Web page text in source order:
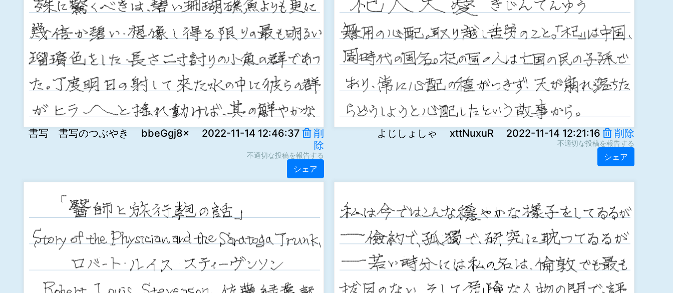
書写 書写のつぶやき bbeGgj8x 2022-11-14 12:46:37
削
除
不適切な投稿を報告する
シェア
よじしょしゃ xttNuxuR 2022-11-14 12:21:16 削除
不適切な投稿を報告する
シェア